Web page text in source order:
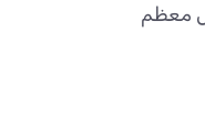
معظم